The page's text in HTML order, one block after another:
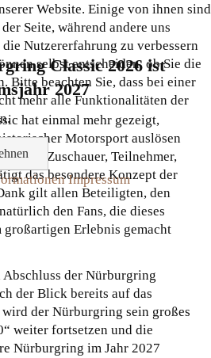
Classic 2026 ist
2027
hat einmal mehr gezeigt,
Motorsport auslösen
der Zuschauer, Teilnehmer,
das besondere Konzept der
gilt allen Beteiligten, den
den Fans, die dieses
großartigen Erlebnis gemacht
der Nürburgring
der Blick bereits auf das
wird der Nürburgring sein großes
weiter fortsetzen und die
Nürburgring im Jahr 2027
Website. Einige von ihnen sind
Seite, während andere uns
Nutzererfahrung zu verbessern
selbst entscheiden, ob Sie die
Bitte beachten Sie, dass bei einer
mehr alle Funktionalitäten der
Impressum